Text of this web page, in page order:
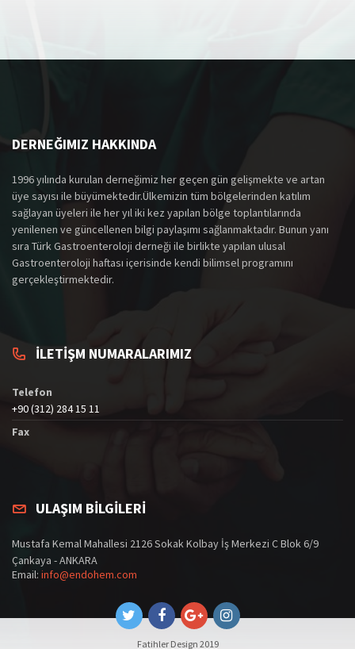
DERNEĞIMIZ HAKKINDA
1996 yılında kurulan derneğimiz her geçen gün gelişmekte ve artan
üye sayısı ile büyümektedir.Ülkemizin tüm bölgelerinden katılım
sağlayan üyeleri ile her yıl iki kez yapılan bölge toplantılarında
yenilenen ve güncellenen bilgi paylaşımı sağlanmaktadır. Bunun yanı
sıra Türk Gastroenteroloji derneği ile birlikte yapılan ulusal
Gastroenteroloji haftası içerisinde kendi bilimsel programını
gerçekleştirmektedir.
İLETİŞM NUMARALARIMIZ
Telefon
+90 (312) 284 15 11
Fax
ULAŞIM BİLGİLERİ
Mustafa Kemal Mahallesi 2126 Sokak Kolbay İş Merkezi C Blok 6/9
Çankaya - ANKARA
Email: info@endohem.com
Fatihler Design 2019